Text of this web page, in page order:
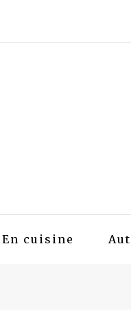
En cuisine